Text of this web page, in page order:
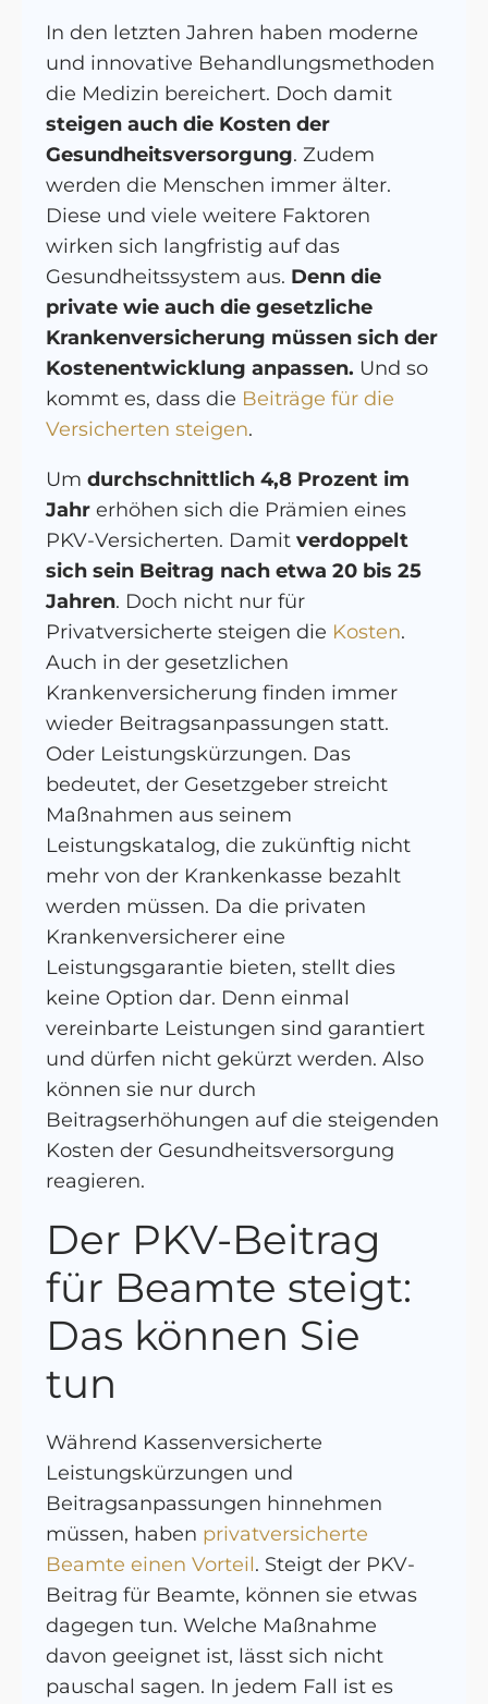
In den letzten Jahren haben moderne
und innovative Behandlungsmethoden
die Medizin bereichert. Doch damit
steigen auch die Kosten der
Gesundheitsversorgung. Zudem
werden die Menschen immer älter.
Diese und viele weitere Faktoren
wirken sich langfristig auf das
Gesundheitssystem aus. Denn die
private wie auch die gesetzliche
Krankenversicherung müssen sich der
Kostenentwicklung anpassen. Und so
kommt es, dass die Beiträge für die
Versicherten steigen.
Umdurchschnittlich 4,8 Prozent im
Jahr erhöhen sich die Prämien eines
PKV-Versicherten. Damitverdoppelt
sich sein Beitrag nach etwa 20 bis 25
Jahren. Doch nicht nur für
Privatversicherte steigen die Kosten.
Auch in der gesetzlichen
Krankenversicherung finden immer
wieder Beitragsanpassungen statt.
Oder Leistungskürzungen. Das
bedeutet, der Gesetzgeber streicht
Maßnahmen aus seinem
Leistungskatalog, die zukünftig nicht
mehr von der Krankenkasse bezahlt
werden müssen. Da die privaten
Krankenversicherer eine
Leistungsgarantie bieten, stellt dies
keine Option dar. Denn einmal
vereinbarte Leistungen sind garantiert
und dürfen nicht gekürzt werden. Also
können sie nur durch
Beitragserhöhungen auf die steigenden
Kosten der Gesundheitsversorgung
reagieren.
Der PKV-Beitrag
für Beamte steigt:
Das können Sie
tun
Während Kassenversicherte
Leistungskürzungen und
Beitragsanpassungen hinnehmen
müssen, haben privatversicherte
Beamte einen Vorteil. Steigt der PKV-
Beitrag für Beamte, können sie etwas
dagegen tun. Welche Maßnahme
davon geeignet ist, lässt sich nicht
pauschal sagen. In jedem Fall ist es